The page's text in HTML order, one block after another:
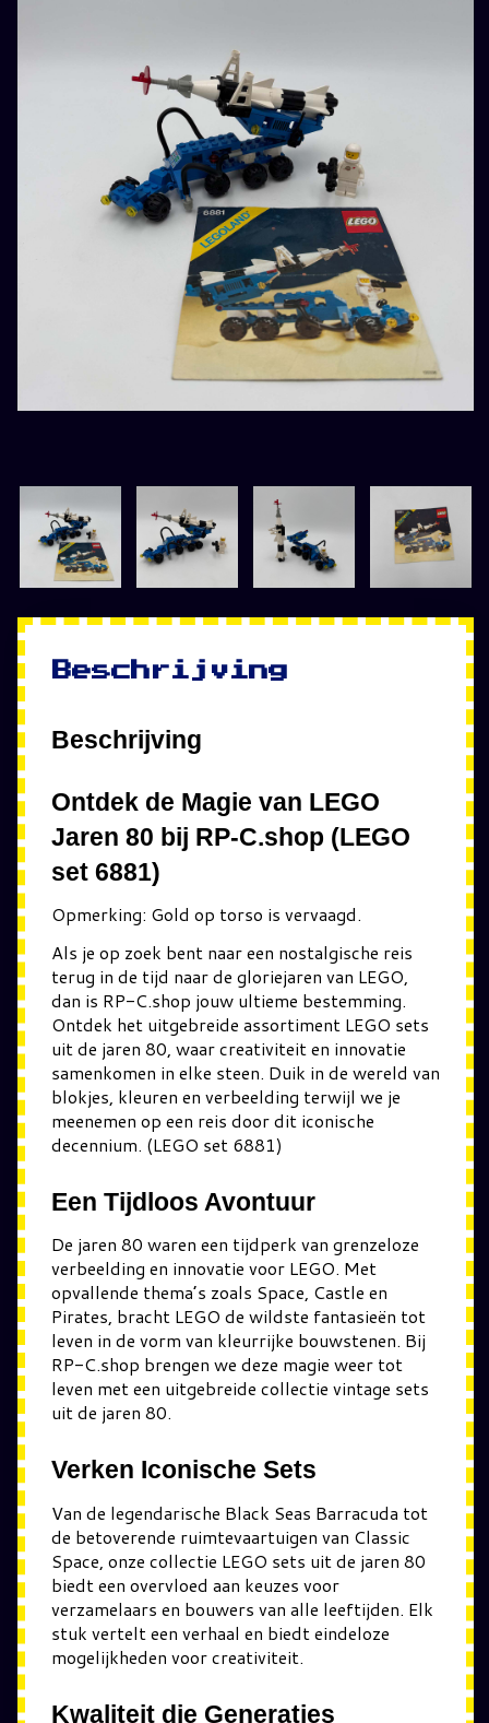
Beschrijving
Beschrijving
Ontdek de Magie van LEGO
Jaren 80 bij RP-C.shop (LEGO
set 6881)
Opmerking: Gold op torso is vervaagd.
Als je op zoek bent naar een nostalgische reis
terug in de tijd naar de gloriejaren van LEGO,
dan is RP-C.shop jouw ultieme bestemming.
Ontdek het uitgebreide assortiment LEGO sets
uit de jaren 80, waar creativiteit en innovatie
samenkomen in elke steen. Duik in de wereld van
blokjes, kleuren en verbeelding terwijl we je
meenemen op een reis door dit iconische
decennium. (LEGO set 6881)
Een Tijdloos Avontuur
De jaren 80 waren een tijdperk van grenzeloze
verbeelding en innovatie voor LEGO. Met
opvallende thema’s zoals Space, Castle en
Pirates, bracht LEGO de wildste fantasieën tot
leven in de vorm van kleurrijke bouwstenen. Bij
RP-C.shop brengen we deze magie weer tot
leven met een uitgebreide collectie vintage sets
uit de jaren 80.
Verken Iconische Sets
Van de legendarische Black Seas Barracuda tot
de betoverende ruimtevaartuigen van Classic
Space, onze collectie LEGO sets uit de jaren 80
biedt een overvloed aan keuzes voor
verzamelaars en bouwers van alle leeftijden. Elk
stuk vertelt een verhaal en biedt eindeloze
mogelijkheden voor creativiteit.
Kwaliteit die Generaties